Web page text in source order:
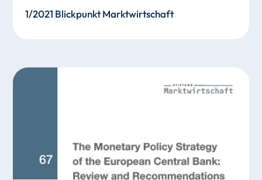
1/2021 Blickpunkt Marktwirtschaft